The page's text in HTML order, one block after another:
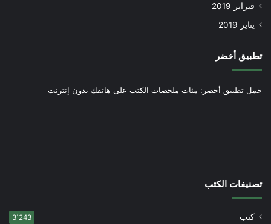
فبراير 2019
يناير 2019
تطبيق أخضر
حمل تطبيق أخضر: مئات ملخصات الكتب على هاتفك بدون إنترنت
تصنيفات الكتب
كتب 3٬243